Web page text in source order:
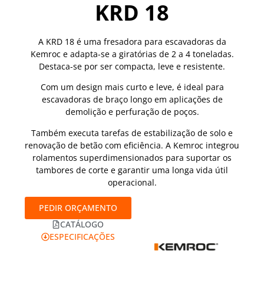
KRD 18
A KRD 18 é uma fresadora para escavadoras da
Kemroc e adapta-se a giratórias de 2 a 4 toneladas.
Destaca-se por ser compacta, leve e resistente.
Com um design mais curto e leve, é ideal para
escavadoras de braço longo em aplicações de
demolição e perfuração de poços.
Também executa tarefas de estabilização de solo e
renovação de betão com eficiência. A Kemroc integrou
rolamentos superdimensionados para suportar os
tambores de corte e garantir uma longa vida útil
operacional.
PEDIR ORÇAMENTO
CATÁLOGO
ESPECIFICAÇÕES